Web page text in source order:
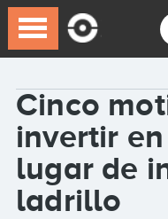
Cinco
invertir
lugar de
ladrillo